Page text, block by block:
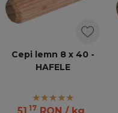
Cepi lemn 8 x 40 -
HAFELE
17